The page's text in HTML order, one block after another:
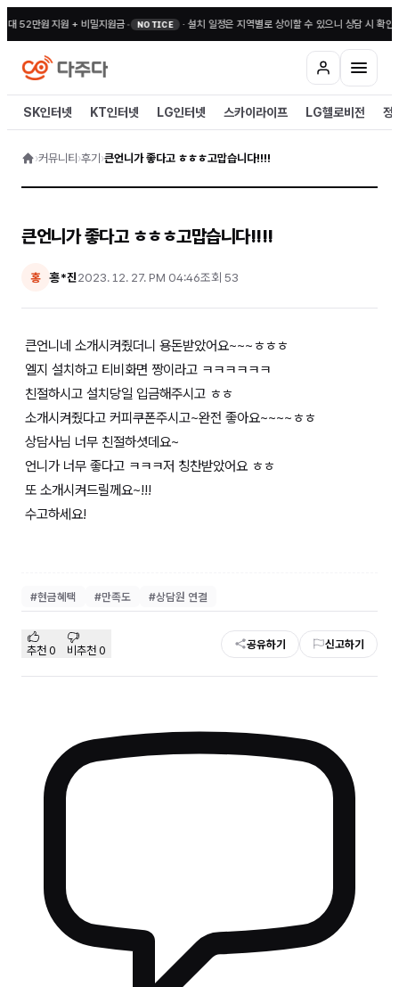
52만원 지원 + 비밀지원금• NOTICE · 설치 일정은 지역별로 상이할 수 있으니 상담 시 확인해
SK인터넷 KT인터넷 LG인터넷 스카이라이프 LG헬로비전 정
›커뮤니티 ›후기 ›큰언니가 좋다고 ㅎㅎㅎ고맙습니다!!!!
큰언니가 좋다고 ㅎㅎㅎ고맙습니다!!!!
홍 홍*진2023. 12. 27. PM 04:46조회 53
큰언니네 소개시켜줬더니 용돈받았어요~~~ㅎㅎㅎ
엘지 설치하고 티비화면 짱이라고 ㅋㅋㅋㅋㅋㅋ
친절하시고 설치당일 입금해주시고 ㅎㅎ
소개시켜줬다고 커피쿠폰주시고~완전 좋아요~~~~ㅎㅎ
상담사님 너무 친절하셧데요~
언니가 너무 좋다고 ㅋㅋㅋ저 칭찬받았어요 ㅎㅎ
또 소개시켜드릴께요~!!!
수고하세요!
#현금혜택 #만족도 #상담원 연결
추천 0 비추천 0 공유하기 신고하기